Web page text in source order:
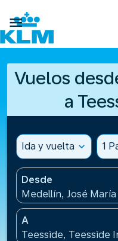

Vuelos
a
Ida y vuelta expand_more 1
Desde
Medellín, José
A
Teesside, Teesside